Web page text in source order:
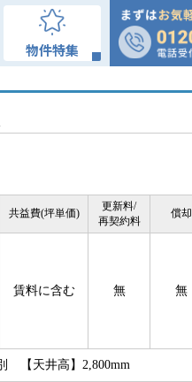
物件特集
共益費(坪単価)
更新料/
再契約料
償却
賃料に含む 無 無
【天井高】2,800mm